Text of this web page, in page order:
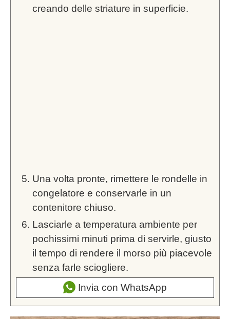
creando delle striature in superficie.
Una volta pronte, rimettere le rondelle in
congelatore e conservarle in un
contenitore chiuso.
Lasciarle a temperatura ambiente per
pochissimi minuti prima di servirle, giusto
il tempo di rendere il morso più piacevole
senza farle sciogliere.
Invia con WhatsApp